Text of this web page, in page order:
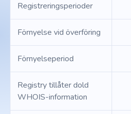
Registreringsperioder
Förnyelse vid överföring
Förnyelseperiod
Registry tillåter dold
WHOIS-information